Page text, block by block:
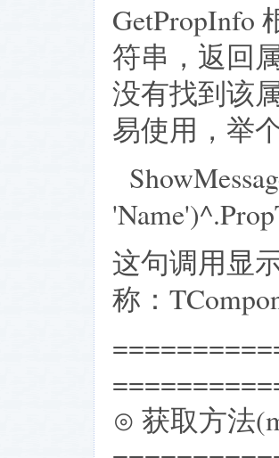
GetPropInfo
符串，返回
没有找到该
易使用，举
这句调用显
称：
⊙ 获取方法